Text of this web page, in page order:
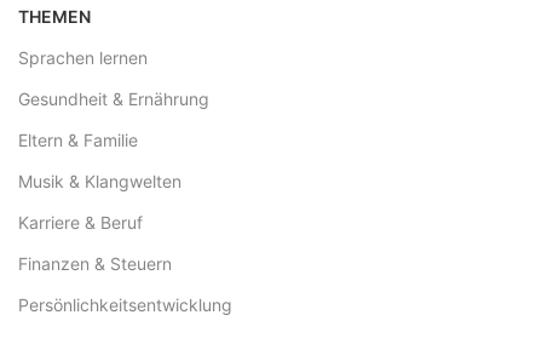
THEMEN
Sprachen lernen
Gesundheit & Ernährung
Eltern & Familie
Musik & Klangwelten
Karriere & Beruf
Finanzen & Steuern
Persönlichkeitsentwicklung